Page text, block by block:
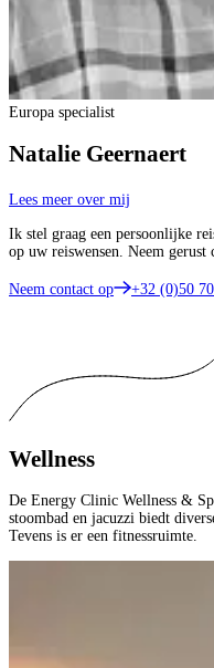
Europa specialist
Natalie Geernaert
Lees meer over mij
Ik stel graag een persoonlijke
op uw reiswensen. Neem
Neem contact op +32 (0)50
Wellness
De Energy Clinic Wellness &
stoombad en jacuzzi biedt
Tevens is er een fitnessruimte.